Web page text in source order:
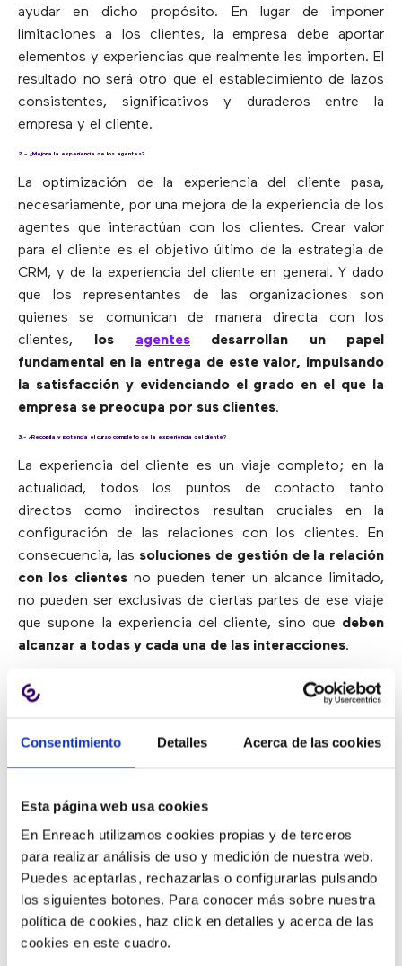
Consentimiento Detalles Acerca de las cookies
Esta página web usa cookies
En Enreach utilizamos cookies propias y de terceros
para realizar análisis de uso y medición de nuestra web.
Puedes aceptarlas, rechazarlas o configurarlas pulsando
los siguientes botones. Para conocer más sobre nuestra
política de cookies, haz click en detalles y acerca de las
cookies en este cuadro.
ayudar en dicho propósito. En lugar de imponer
limitaciones a los clientes, la empresa debe aportar
elementos y experiencias que realmente les importen. El
resultado no será otro que el establecimiento de lazos
consistentes, significativos y duraderos entre la
empresa y el cliente.
2.- ¿Mejora la experiencia de los agentes?
La optimización de la experiencia del cliente pasa,
necesariamente, por una mejora de la experiencia de los
agentes que interactúan con los clientes. Crear valor
para el cliente es el objetivo último de la estrategia de
CRM, y de la experiencia del cliente en general. Y dado
que los representantes de las organizaciones son
quienes se comunican de manera directa con los
clientes,
los agentesdesarrollan un papel
fundamental en la entrega de este valor, impulsando
la satisfacción y evidenciando el grado en el que la
empresa se preocupa por sus clientes.
3.- ¿Recopila y potencia el curso completo de la experiencia del cliente?
La experiencia del cliente es un viaje completo; en la
actualidad, todos los puntos de contacto tanto
directos como indirectos resultan cruciales en la
configuración de las relaciones con los clientes. En
consecuencia, las soluciones de gestión de la relación
con los clientesno pueden tener un alcance limitado,
no pueden ser exclusivas de ciertas partes de ese viaje
que supone la experiencia del cliente, sino que deben
alcanzar a todas y cada una de las interacciones.
Las estrategias de CRM van mucho más allá del registro
crear un archivo de información del cliente, sino que
debe servir paratransformar los datos impersonales
forma notable la experiencia general
desarrollar una estrategia de CRM que cuente historias
que dirijan a los agentes y al sistema hacia la mejor
acción posible para un cliente determinado y
específico en un momento concreto por el contexto, el
canal, etcétera.